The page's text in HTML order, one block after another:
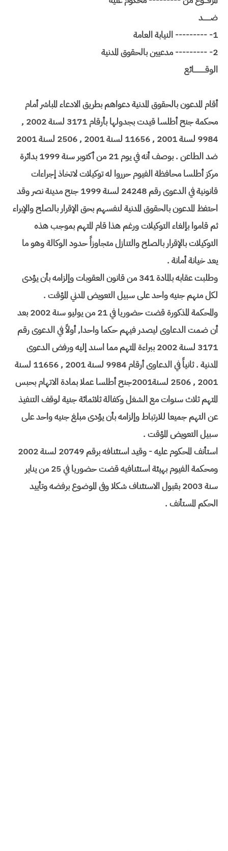
ضـــــــد
1- --------- النيابة العامة
2- --------- مدعيين بالحقوق المدنية
الوقـــــــــــائع
أقام المدعون بالحقوق المدنية دعواهم بطريق الادعاء المباشر أمام
محكمة جنح أطلسا قيدت بجدولها بأرقام 3171 لسنة 2002 ,
9984 لسنة 2001 , 11656 لسنة 2001 , 2506 لسنة 2001
ضد الطاعن . بوصف أنه في يوم 21 من أكتوبر سنة 1999 بدائرة
مركز أطلسا محافظة الفيوم حرروا له توكيلات لاتخاذ إجراءات
قانونية في الدعوى رقم 24248 لسنة 1999 جنح مدينة نصر وقد
احتفظ المدعون بالحقوق المدنية لنفسهم بحق الإقرار بالصلح والإبراء
ثم قاموا بإلغاء التوكيلات ورغم هذا قام المتهم بموجب هذه
التوكيلات بالإقرار بالصلح والتنازل متجاوزاً حدود الوكالة وهو ما
يعد خيانة أمانة .
وطلبت عقابه بالمادة 341 من قانون العقوبات وإلزامه بأن يؤدى
لكل منهم جنيه واحد على سبيل التعويض المدني المؤقت .
والمحكمة المذكورة قضت حضوريا في 21 من يوليو سنة 2002 بعد
أن ضمت الدعاوى ليصدر فيهم حكما واحدا, أولاً في الدعوى رقم
3171 لسنة 2002 ببراءة المتهم مما اسند إليه ورفض الدعوى
المدنية . ثانياً في الدعاوى أرقام 9984 لسنة 2001 , 11656 لسنة
2001 , 2506 لسنة2001جنح أطلسا عملا بمادة الاتهام بحبس
المتهم ثلاث سنوات مع الشغل وكفالة ثلاثمائة جنية لوقف التنفيذ
عن التهم جميعا للارتباط وإلزامه بأن يؤدى مبلغ جنيه واحد على
سبيل التعويض المؤقت .
استأنف المحكوم عليه - وقيد استئنافه برقم 20749 لسنة 2002
ومحكمة الفيوم بهيئة استئنافيه قضت حضوريا في 25 من يناير
سنة 2003 بقبول الاستئناف شكلا وفى الموضوع برفضه وتأييد
الحكم المستأنف .